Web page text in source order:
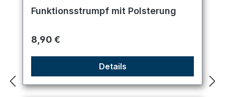
Durchschnittliche Bewertung von 5 von 5 Sternen
Funktionsstrumpf mit Polsterung
Regulärer Preis:
8,90 €
Details